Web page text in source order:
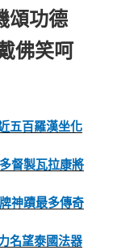
頌功德
佛笑呵
五百羅漢坐化
督製瓦拉康將
神蹟最多傳奇
名望泰國法器